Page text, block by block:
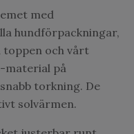
med
hundförpackningar,
och vårt
material på
torkning. De
solvärmen.